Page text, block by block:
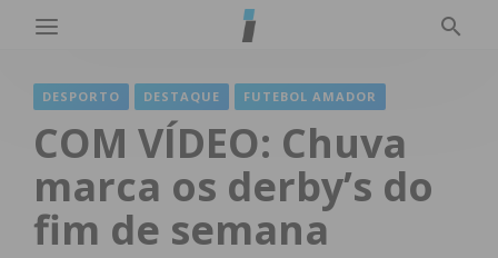
DESPORTO DESTAQUE FUTEBOL AMADOR
COM VÍDEO: Chuva
marca os derby’s do
fim de semana